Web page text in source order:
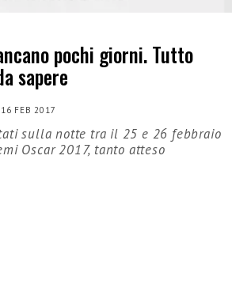
pochi giorni. Tutto
sapere
16 FEB 2017
sulla notte tra il 25 e 26 febbraio
Oscar 2017, tanto atteso